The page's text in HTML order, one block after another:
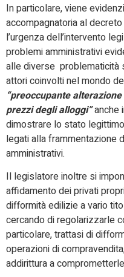
In particolare, viene
accompagnatoria al
l’urgenza dell’intervento
problemi amministrativi
alle diverse problematicità
attori coinvolti nel mondo
“preoccupante
prezzi degli alloggi”anche
dimostrare lo stato
legati alla frammentazione
amministrativi.
Il legislatore inoltre si
affidamento dei privati
difformità edilizie a vario
cercando di regolarizzarle
particolare, trattasi di
operazioni di
addirittura a